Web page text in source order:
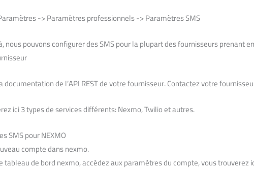
-> Paramètres professionnels -> Paramètres SMS
nous pouvons configurer des SMS pour la plupart des fournisseurs prenant
documentation de l’API REST de votre fournisseur. Contactez votre
ici 3 types de services différents: Nexmo, Twilio et autres.
SMS pour NEXMO
compte dans nexmo.
tableau de bord nexmo, accédez aux paramètres du compte, vous